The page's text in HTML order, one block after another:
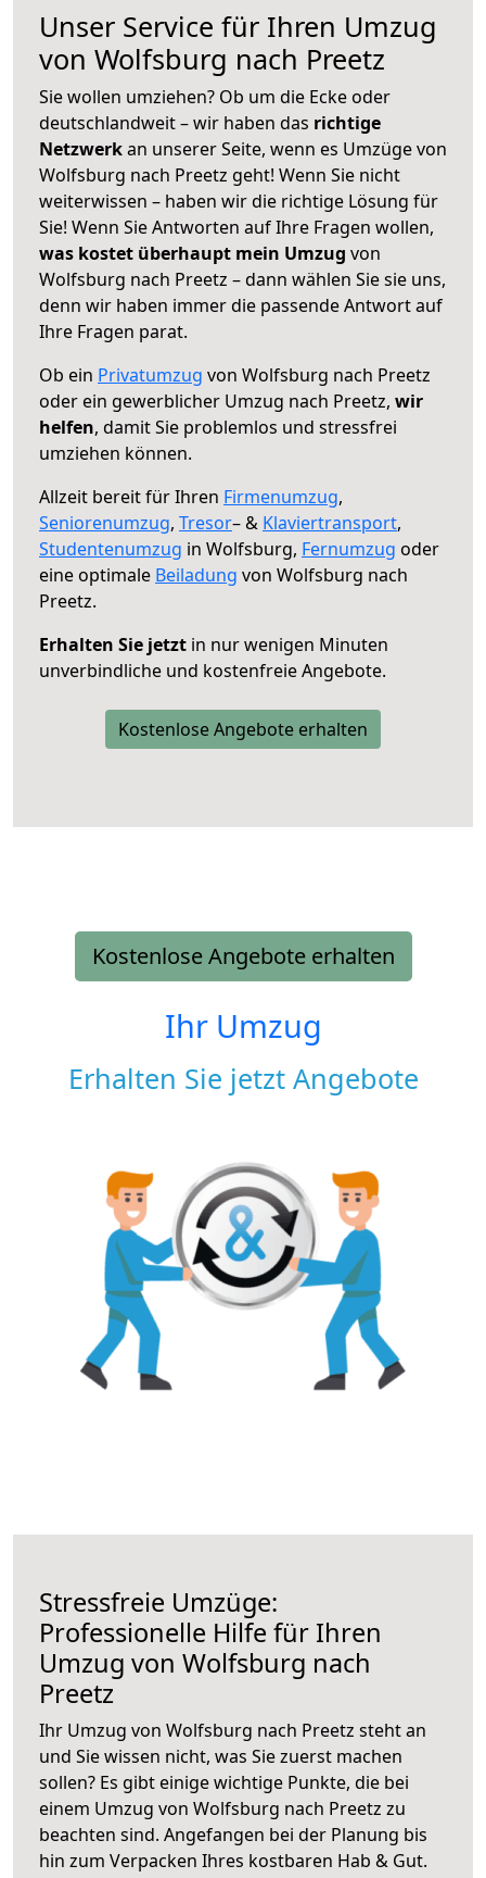
Unser Service für Ihren Umzug
von Wolfsburg nach Preetz
Sie wollen umziehen? Ob um die Ecke oder
deutschlandweit – wir haben das richtige
Netzwerkan unserer Seite, wenn es Umzüge von
Wolfsburg nach Preetz geht! Wenn Sie nicht
weiterwissen – haben wir die richtige Lösung für
Sie! Wenn Sie Antworten auf Ihre Fragen wollen,
was kostet überhaupt mein Umzug von
Wolfsburg nach Preetz – dann wählen Sie sie uns,
denn wir haben immer die passende Antwort auf
Ihre Fragen parat.
Ob ein Privatumzug von Wolfsburg nach Preetz
oder ein gewerblicher Umzug nach Preetz, wir
helfen, damit Sie problemlos und stressfrei
umziehen können.
Allzeit bereit für Ihren Firmenumzug,
Seniorenumzug, Tresor– & Klaviertransport,
Studentenumzug in Wolfsburg, Fernumzug oder
eine optimale Beiladung von Wolfsburg nach
Preetz.
Erhalten Sie jetzt in nur wenigen Minuten
unverbindliche und kostenfreie Angebote.
Kostenlose Angebote erhalten
Kostenlose Angebote erhalten
Ihr Umzug
Erhalten Sie jetzt Angebote
Stressfreie Umzüge:
Professionelle Hilfe für Ihren
Umzug von Wolfsburg nach
Preetz
Ihr Umzug von Wolfsburg nach Preetz steht an
und Sie wissen nicht, was Sie zuerst machen
sollen? Es gibt einige wichtige Punkte, die bei
einem Umzug von Wolfsburg nach Preetz zu
beachten sind. Angefangen bei der Planung bis
hin zum Verpacken Ihres kostbaren Hab & Gut.